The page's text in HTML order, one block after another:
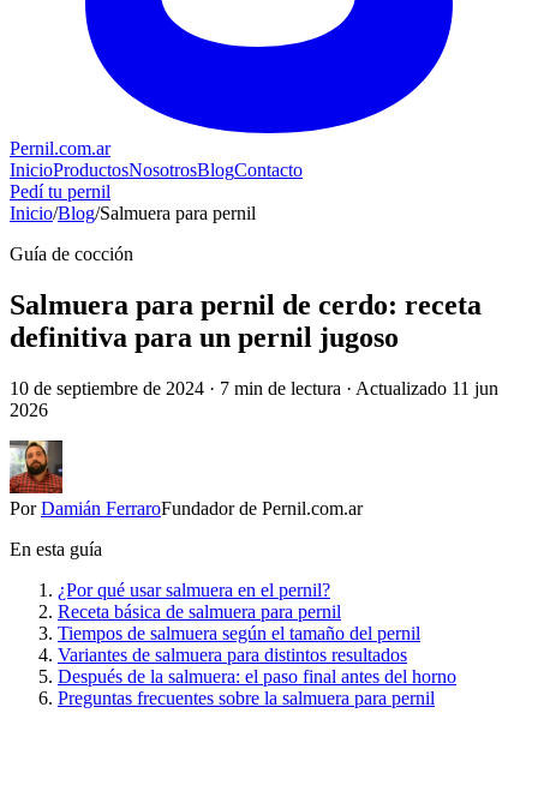
Pernil.com.ar
InicioProductosNosotrosBlogContacto
Pedí tu pernil
Inicio/Blog/Salmuera para pernil
Guía de cocción
Salmuera para pernil de cerdo: receta
definitiva para un pernil jugoso
10 de septiembre de 2024 · 7 min de lectura · Actualizado 11 jun
2026
PorDamián FerraroFundador de Pernil.com.ar
En esta guía
¿Por qué usar salmuera en el pernil?
Receta básica de salmuera para pernil
Tiempos de salmuera según el tamaño del pernil
Variantes de salmuera para distintos resultados
Después de la salmuera: el paso final antes del horno
Preguntas frecuentes sobre la salmuera para pernil